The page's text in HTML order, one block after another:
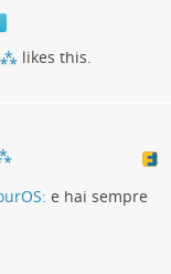
⁂ likes this.
e hai sempre